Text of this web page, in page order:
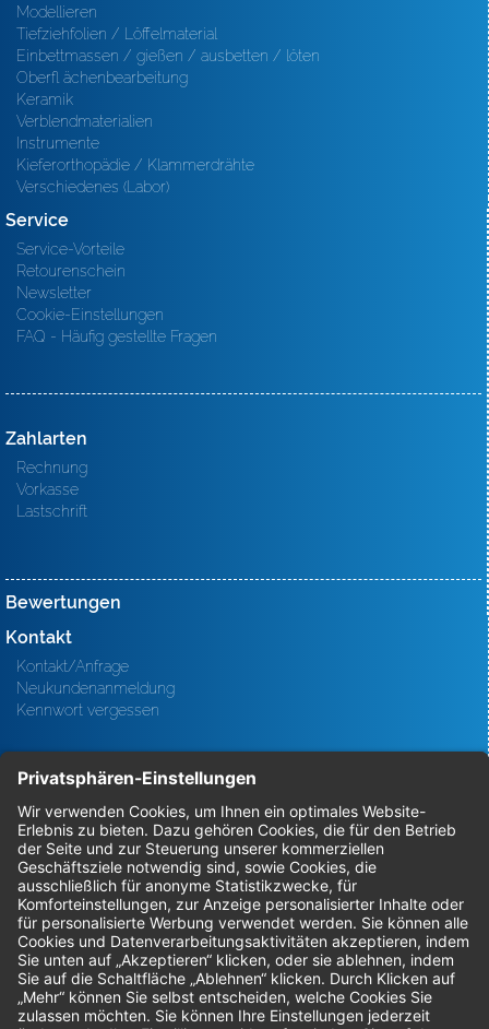
Modellieren
Tiefziehfolien / Löffelmaterial
Einbettmassen / gießen / ausbetten / löten
Oberfl ächenbearbeitung
Keramik
Verblendmaterialien
Instrumente
Kieferorthopädie / Klammerdrähte
Verschiedenes (Labor)
Service
Service-Vorteile
Retourenschein
Newsletter
Cookie-Einstellungen
FAQ - Häufig gestellte Fragen
Zahlarten
Rechnung
Vorkasse
Lastschrift
Bewertungen
Kontakt
Kontakt/Anfrage
Neukundenanmeldung
Kennwort vergessen
Bestellungen
Sendung verfolgen
Geprüfter Shop